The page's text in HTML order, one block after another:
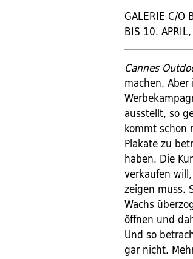
GALERIE C/O
BIS 10.
Cannes
machen.
ausstellt, so
kommt schon
Plakate zu
haben. Die
verkaufen
zeigen muss.
Wachs
öffnen und
Und so
gar nicht.